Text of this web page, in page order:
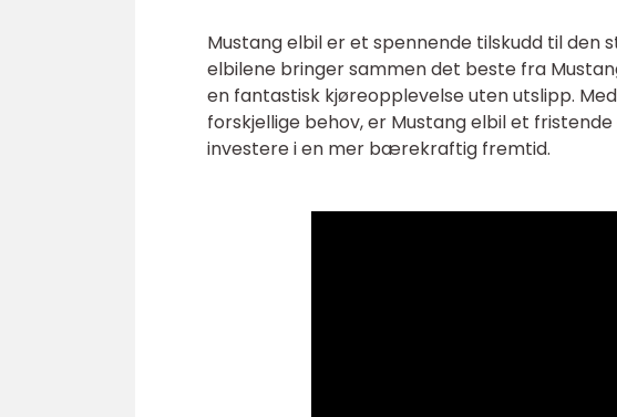
Mustang elbil er et spennende tilskudd til den
elbilene bringer sammen det beste fra
en fantastisk kjøreopplevelse uten utslipp.
forskjellige behov, er Mustang elbil et
investere i en mer bærekraftig fremtid.